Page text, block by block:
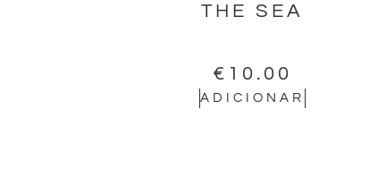
THE SEA
€ 10.00
ADICIONAR